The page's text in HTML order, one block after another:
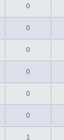
0
0
0
0
0
0
1